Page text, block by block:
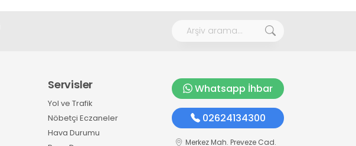
Servisler
Yol ve Trafik
Nöbetçi Eczaneler
Hava Durumu
Whatsapp İhbar
02624134300
Merkez Mah. Preveze Cad.